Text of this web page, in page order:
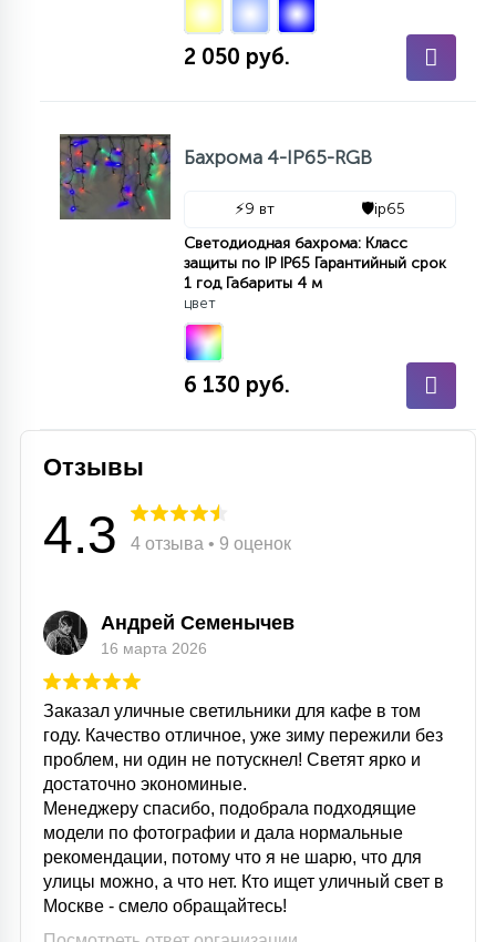
УПРАВЛЕНИЕ СВЕТОМ
СТЕКЛЯННЫЕ
ПОДВЕСНЫЕ
НАПОЛЬНЫЕ
36
С УПРАВЛЕНИЕМ
АКСЕССУАРЫ
2 050 руб.
Бахрома 4-IP65-RGB
⚡9 вт 🛡️ip65
Светодиодная бахрома: Класс
защиты по IP IP65 Гарантийный срок
1 год Габариты 4 м
цвет
6 130 руб.
Отзывы
4.3 4 отзыва • 9 оценок
Андрей Семенычев
16 марта 2026
Заказал уличные светильники для кафе в том
году. Качество отличное, уже зиму пережили без
проблем, ни один не потускнел! Светят ярко и
достаточно экономиные.
Менеджеру спасибо, подобрала подходящие
модели по фотографии и дала нормальные
рекомендации, потому что я не шарю, что для
улицы можно, а что нет. Кто ищет уличный свет в
Москве - смело обращайтесь!